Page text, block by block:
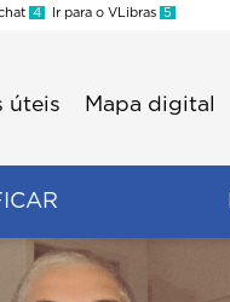
4 Ir para o VLibras 5
úteis Mapa digital